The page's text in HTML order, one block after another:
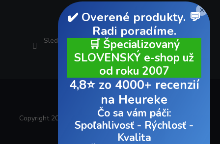
Sledovať na Instagrame
Copyright 2026 AUTOvybava.sk. Všetky práva vyhradené.
×
✔️ Overené produkty. 💬
Radi poradíme.
🛒 Špecializovaný
SLOVENSKÝ e-shop už
od roku 2007
4,8⭐ zo 4000+ recenzií
na Heureke
Čo sa vám páči:
Spoľahlivosť - Rýchlosť -
Kvalita